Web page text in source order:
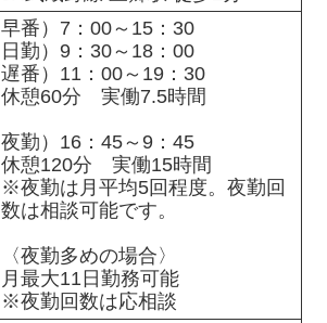
早番）7：00～15：30
日勤）9：30～18：00
遅番）11：00～19：30
休憩60分　実働7.5時間
夜勤）16：45～9：45
休憩120分　実働15時間
※夜勤は月平均5回程度。夜勤回
数は相談可能です。
〈夜勤多めの場合〉
月最大11日勤務可能
※夜勤回数は応相談